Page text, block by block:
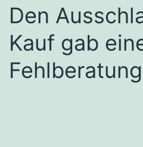
Den
Kauf gab